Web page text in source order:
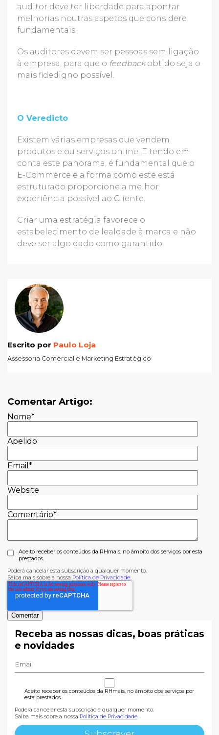
auditor deve ter liberdade para apontar
melhorias noutras aspetos que considere
fundamentais.
Os auditores devem ser pessoas sem ligação
à empresa, para que o feedbackobtido seja o
mais fidedigno possível.
O Veredicto
Existem várias empresas que vendem
produtos e ou serviços online. E tendo em
conta este panorama, é fundamental que o
E-Commerce e a forma como este está
estruturado proporcione a melhor
experiência possível ao Cliente.
Criar uma estratégia favorece o
estabelecimento de lealdade à marca e não
deve ser algo dado como garantido.
Escrito por Paulo Loja
Assessoria Comercial e Marketing Estratégico
Comentar Artigo:
Nome*
Apelido
Email *
Website
Comentário*
Aceito receber os conteúdos da RHmais, no âmbito dos serviços por esta
prestados.
Poderá cancelar esta subscrição a qualquer momento.
Saiba mais sobre a nossa Política de Privacidade
Receba as nossas dicas, boas práticas
e novidades
Aceito receber os conteúdos da RHmais, no âmbito dos serviços por
esta prestados.
Poderá cancelar esta subscrição a qualquer momento.
Saiba mais sobre a nossa Política de Privacidade